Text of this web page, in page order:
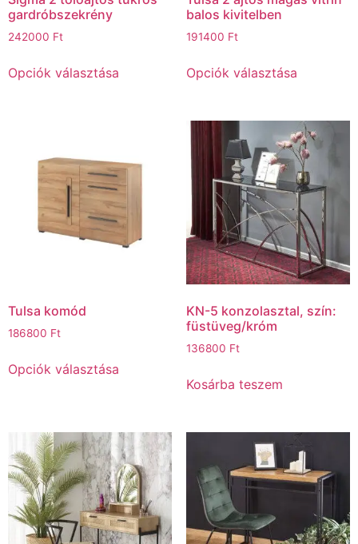
gardróbszekrény
242000 Ft
Opciók választása
balos kivitelben
191400 Ft
Opciók választása
Tulsa komód
186800 Ft
Opciók választása
KN-5 konzolasztal, szín:
füstüveg/króm
136800 Ft
Kosárba teszem